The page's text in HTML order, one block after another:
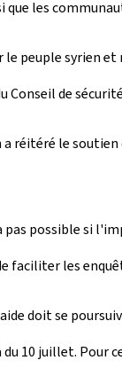
que les
le peuple syrien
Conseil de
réitéré le
pas possible si
faciliter les
doit se
10 juillet. Pour